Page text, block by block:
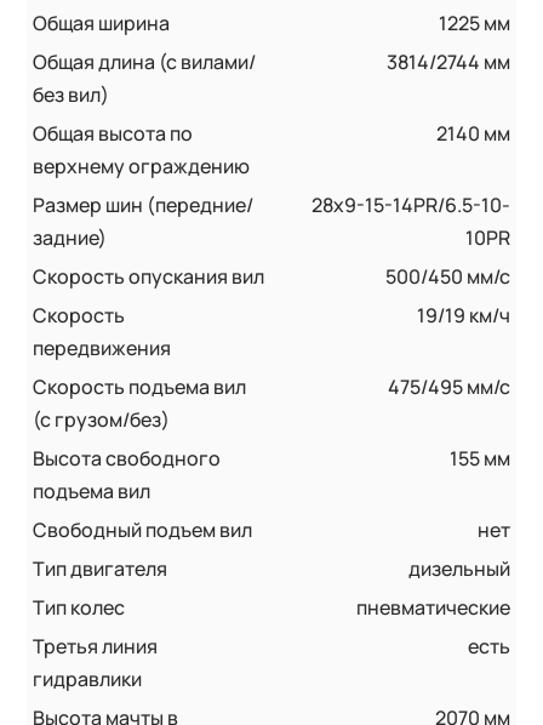
Общая ширина
1225 мм
Общая длина (с вилами/
без вил)
3814/2744 мм
Общая высота по
верхнему ограждению
2140 мм
Размер шин (передние/
задние)
28х9-15-14PR/6.5-10-
10PR
Скорость опускания вил
500/450 мм/с
Скорость
передвижения
19/19 км/ч
Скорость подъема вил
(с грузом/без)
475/495 мм/с
Высота свободного
подъема вил
155 мм
Свободный подъем вил
нет
Тип двигателя
дизельный
Тип колес
пневматические
Третья линия
гидравлики
есть
Высота мачты в
2070 мм